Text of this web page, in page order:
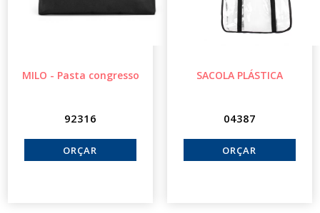
MILO - Pasta congresso
92316
SACOLA PLÁSTICA
04387